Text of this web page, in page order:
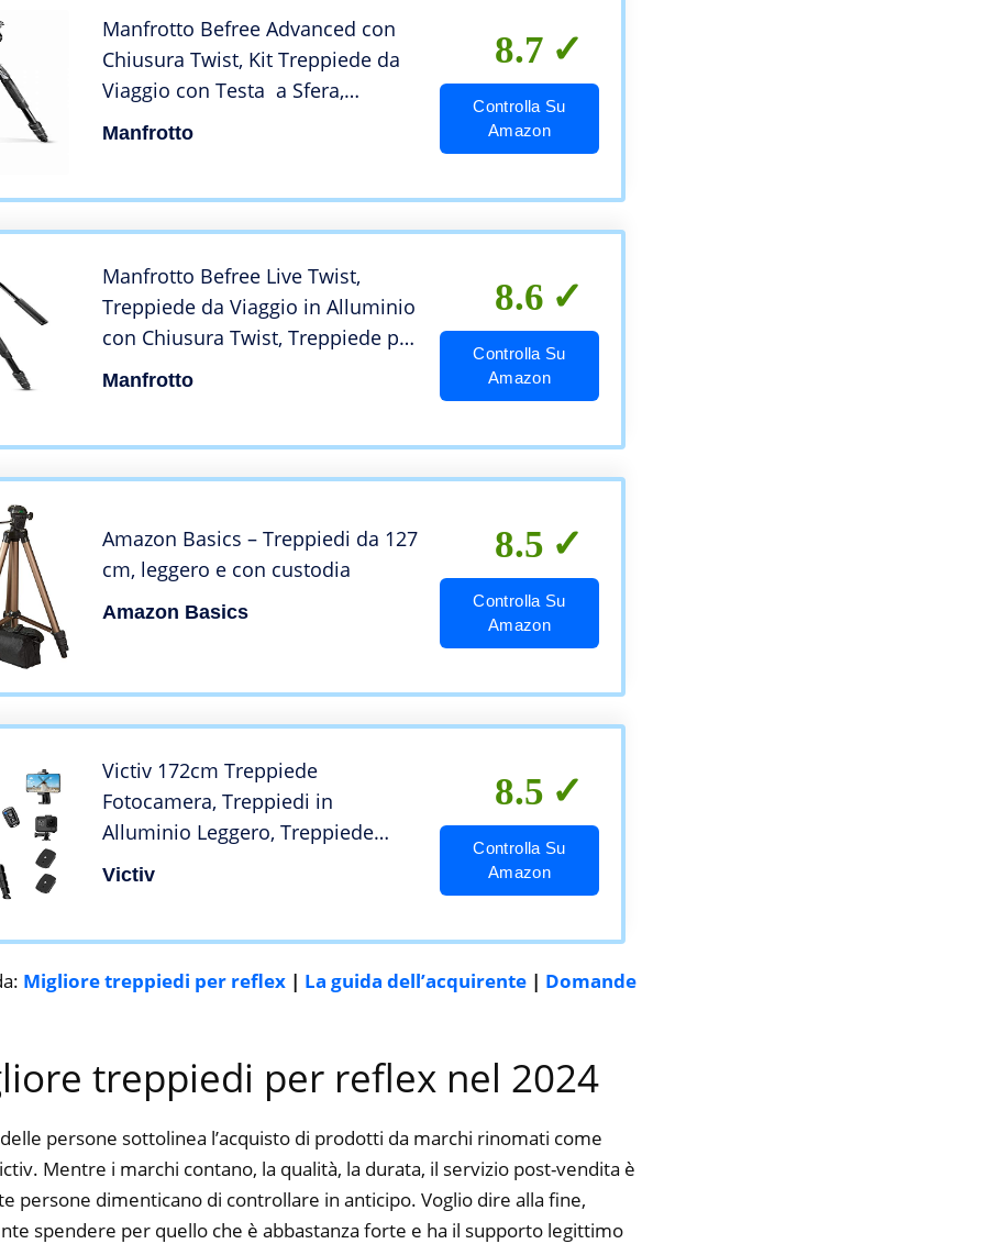
Manfrotto Befree Advanced con
Chiusura Twist, Kit Treppiede da
Viaggio con Testa a Sfera,
Portatile e Compatto, Treppiede
Manfrotto
8.7
Controlla Su
Amazon
Manfrotto Befree Live Twist,
Treppiede da Viaggio in Alluminio
con Chiusura Twist, Treppiede per
Fotocamere Reflex, CSC,
Manfrotto
8.6
Controlla Su
Amazon
Amazon Basics – Treppiedi da 127
cm, leggero e con custodia
Amazon Basics
8.5
Controlla Su
Amazon
Victiv 172cm Treppiede
Fotocamera, Treppiedi in
Alluminio Leggero, Treppiede
Smartphone per iPhone con
Sony DSLR
Victiv
8.5
Controlla Su
Amazon
Migliore treppiedi per reflex | La guida dell’acquirente | Domande
treppiedi per reflex nel 2024
persone sottolinea l’acquisto di prodotti da marchi rinomati come
Mentre i marchi contano, la qualità, la durata, il servizio post-vendita è
persone dimenticano di controllare in anticipo. Voglio dire alla fine,
spendere per quello che è abbastanza forte e ha il supporto legittimo